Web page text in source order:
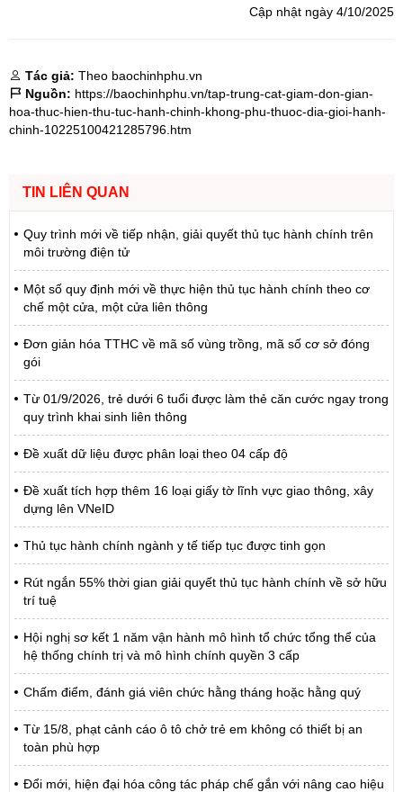
Cập nhật ngày 4/10/2025
Tác giả: Theo baochinhphu.vn
Nguồn: https://baochinhphu.vn/tap-trung-cat-giam-don-gian-
hoa-thuc-hien-thu-tuc-hanh-chinh-khong-phu-thuoc-dia-gioi-hanh-
chinh-10225100421285796.htm
TIN LIÊN QUAN
Quy trình mới về tiếp nhận, giải quyết thủ tục hành chính trên
môi trường điện tử
Một số quy định mới về thực hiện thủ tục hành chính theo cơ
chế một cửa, một cửa liên thông
Đơn giản hóa TTHC về mã số vùng trồng, mã số cơ sở đóng
gói
Từ 01/9/2026, trẻ dưới 6 tuổi được làm thẻ căn cước ngay trong
quy trình khai sinh liên thông
Đề xuất dữ liệu được phân loại theo 04 cấp độ
Đề xuất tích hợp thêm 16 loại giấy tờ lĩnh vực giao thông, xây
dựng lên VNeID
Thủ tục hành chính ngành y tế tiếp tục được tinh gọn
Rút ngắn 55% thời gian giải quyết thủ tục hành chính về sở hữu
trí tuệ
Hội nghị sơ kết 1 năm vận hành mô hình tổ chức tổng thể của
hệ thống chính trị và mô hình chính quyền 3 cấp
Chấm điểm, đánh giá viên chức hằng tháng hoặc hằng quý
Từ 15/8, phạt cảnh cáo ô tô chở trẻ em không có thiết bị an
toàn phù hợp
Đổi mới, hiện đại hóa công tác pháp chế gắn với nâng cao hiệu